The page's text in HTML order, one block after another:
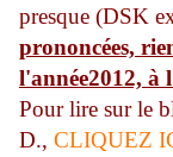
presque (DSK
prononcées,
l'année2012, à
Pour lire sur le
D., CLIQUEZ